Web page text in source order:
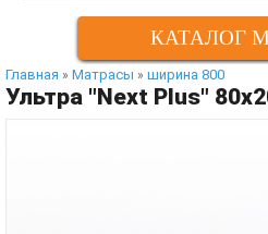
КАТАЛОГ
Главная » Матрасы » ширина 800
Ультра "Next Plus"